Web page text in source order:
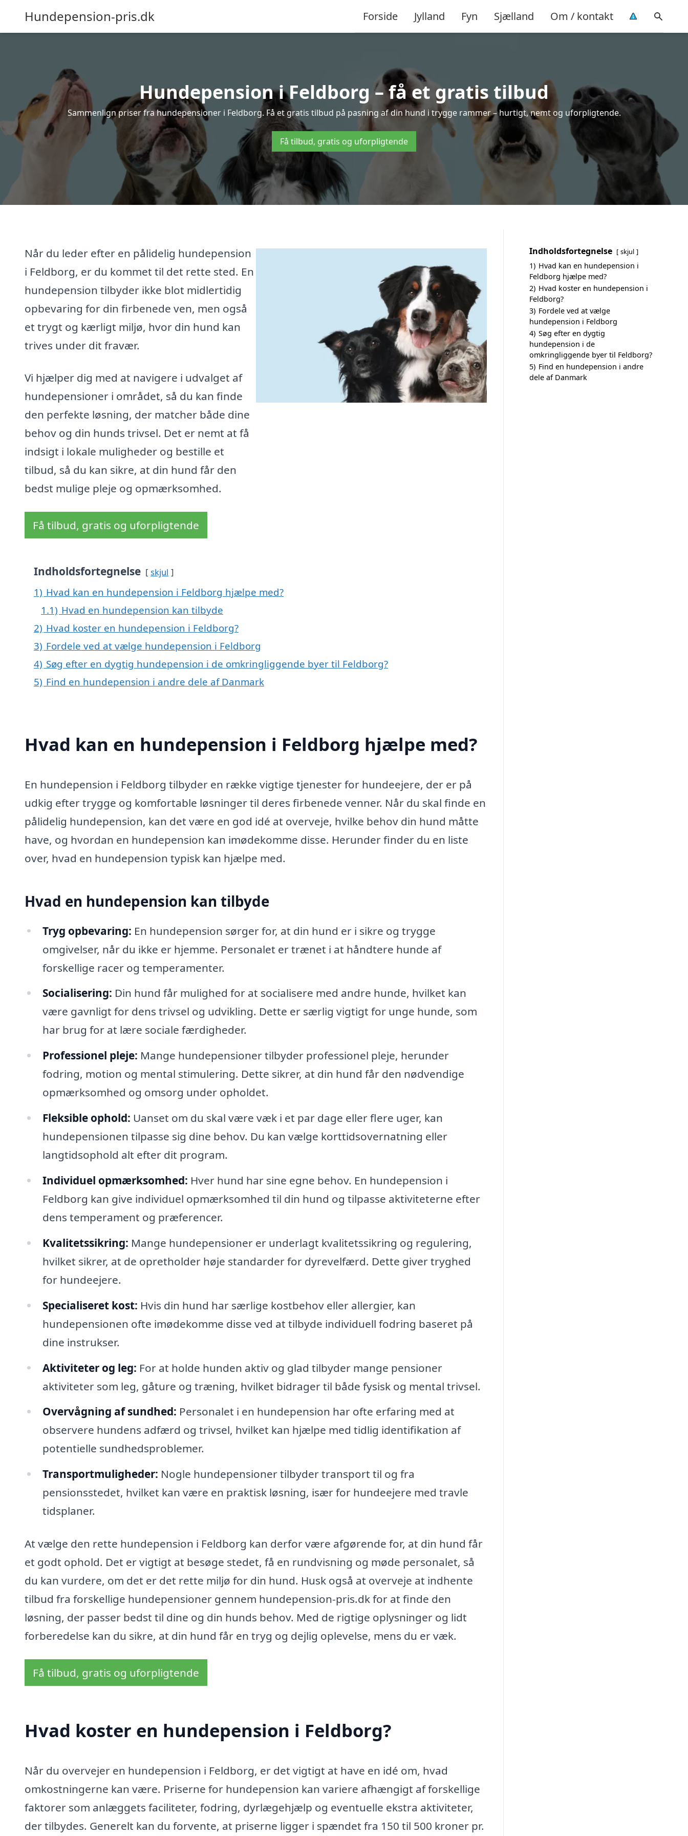
Hundepension-pris.dk Forside Jylland Fyn Sjælland Om / kontakt
Hundepension i Feldborg – få et gratis tilbud
Sammenlign priser fra hundepensioner i Feldborg. Få et gratis tilbud på pasning af din hund i trygge rammer – hurtigt, nemt og uforpligtende.
Få tilbud, gratis og uforpligtende
Når du leder efter en pålidelig hundepension
i Feldborg, er du kommet til det rette sted. En
hundepension tilbyder ikke blot midlertidig
opbevaring for din firbenede ven, men også
et trygt og kærligt miljø, hvor din hund kan
trives under dit fravær.
Vi hjælper dig med at navigere i udvalget af
hundepensioner i området, så du kan finde
den perfekte løsning, der matcher både dine
behov og din hunds trivsel. Det er nemt at få
indsigt i lokale muligheder og bestille et
tilbud, så du kan sikre, at din hund får den
bedst mulige pleje og opmærksomhed.
Få tilbud, gratis og uforpligtende
Indholdsfortegnelse skjul
1) Hvad kan en hundepension i Feldborg hjælpe med?
1.1) Hvad en hundepension kan tilbyde
2) Hvad koster en hundepension i Feldborg?
3) Fordele ved at vælge hundepension i Feldborg
4) Søg efter en dygtig hundepension i de omkringliggende byer til Feldborg?
5) Find en hundepension i andre dele af Danmark
Hvad kan en hundepension i Feldborg hjælpe med?
En hundepension i Feldborg tilbyder en række vigtige tjenester for hundeejere, der er på
udkig efter trygge og komfortable løsninger til deres firbenede venner. Når du skal finde en
pålidelig hundepension, kan det være en god idé at overveje, hvilke behov din hund måtte
have, og hvordan en hundepension kan imødekomme disse. Herunder finder du en liste
over, hvad en hundepension typisk kan hjælpe med.
Hvad en hundepension kan tilbyde
Tryg opbevaring: En hundepension sørger for, at din hund er i sikre og trygge
omgivelser, når du ikke er hjemme. Personalet er trænet i at håndtere hunde af
forskellige racer og temperamenter.
Socialisering: Din hund får mulighed for at socialisere med andre hunde, hvilket kan
være gavnligt for dens trivsel og udvikling. Dette er særlig vigtigt for unge hunde, som
har brug for at lære sociale færdigheder.
Professionel pleje: Mange hundepensioner tilbyder professionel pleje, herunder
fodring, motion og mental stimulering. Dette sikrer, at din hund får den nødvendige
opmærksomhed og omsorg under opholdet.
Fleksible ophold: Uanset om du skal være væk i et par dage eller flere uger, kan
hundepensionen tilpasse sig dine behov. Du kan vælge korttidsovernatning eller
langtidsophold alt efter dit program.
Individuel opmærksomhed: Hver hund har sine egne behov. En hundepension i
Feldborg kan give individuel opmærksomhed til din hund og tilpasse aktiviteterne efter
dens temperament og præferencer.
Kvalitetssikring: Mange hundepensioner er underlagt kvalitetssikring og regulering,
hvilket sikrer, at de opretholder høje standarder for dyrevelfærd. Dette giver tryghed
for hundeejere.
Specialiseret kost: Hvis din hund har særlige kostbehov eller allergier, kan
hundepensionen ofte imødekomme disse ved at tilbyde individuell fodring baseret på
dine instrukser.
Aktiviteter og leg: For at holde hunden aktiv og glad tilbyder mange pensioner
aktiviteter som leg, gåture og træning, hvilket bidrager til både fysisk og mental trivsel.
Overvågning af sundhed: Personalet i en hundepension har ofte erfaring med at
observere hundens adfærd og trivsel, hvilket kan hjælpe med tidlig identifikation af
potentielle sundhedsproblemer.
Transportmuligheder: Nogle hundepensioner tilbyder transport til og fra
pensionsstedet, hvilket kan være en praktisk løsning, især for hundeejere med travle
tidsplaner.
At vælge den rette hundepension i Feldborg kan derfor være afgørende for, at din hund får
et godt ophold. Det er vigtigt at besøge stedet, få en rundvisning og møde personalet, så
du kan vurdere, om det er det rette miljø for din hund. Husk også at overveje at indhente
tilbud fra forskellige hundepensioner gennem hundepension-pris.dk for at finde den
løsning, der passer bedst til dine og din hunds behov. Med de rigtige oplysninger og lidt
forberedelse kan du sikre, at din hund får en tryg og dejlig oplevelse, mens du er væk.
Få tilbud, gratis og uforpligtende
Hvad koster en hundepension i Feldborg?
Når du overvejer en hundepension i Feldborg, er det vigtigt at have en idé om, hvad
omkostningerne kan være. Priserne for hundepension kan variere afhængigt af forskellige
faktorer som anlæggets faciliteter, fodring, dyrlægehjælp og eventuelle ekstra aktiviteter,
der tilbydes. Generelt kan du forvente, at priserne ligger i spændet fra 150 til 500 kroner pr.
Indholdsfortegnelse skjul
1) Hvad kan en hundepension i
Feldborg hjælpe med?
2) Hvad koster en hundepension i
Feldborg?
3) Fordele ved at vælge
hundepension i Feldborg
4) Søg efter en dygtig
hundepension i de
omkringliggende byer til Feldborg?
5) Find en hundepension i andre
dele af Danmark